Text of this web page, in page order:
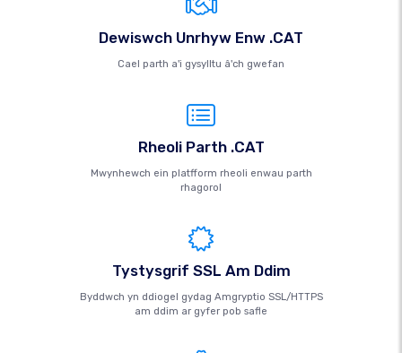
Dewiswch Unrhyw Enw .CAT
Cael parth a'i gysylltu â'ch gwefan
Rheoli Parth .CAT
Mwynhewch ein platfform rheoli enwau parth
rhagorol
Tystysgrif SSL Am Ddim
Byddwch yn ddiogel gydag Amgryptio SSL/HTTPS
am ddim ar gyfer pob safle